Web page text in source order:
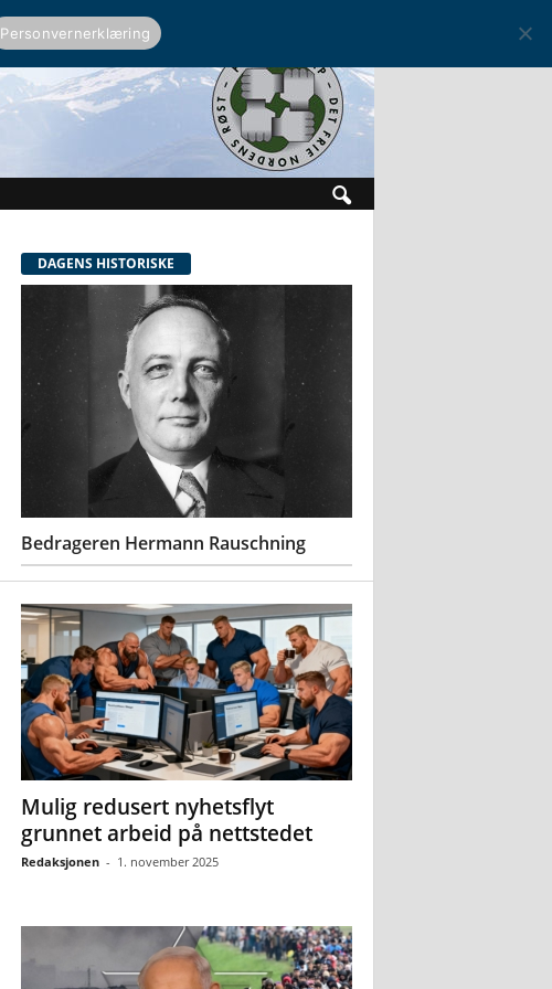
DAGENS HISTORISKE
Bedrageren Hermann Rauschning
Mulig redusert nyhetsflyt
grunnet arbeid på nettstedet
Redaksjonen - 1. november 2025
Personvernerklæring